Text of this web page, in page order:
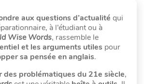
aux questions d’actualité qui
à l’étudiant ou à
Wise Words, rassemble le
et les arguments utiles pour
sa pensée en anglais.
des problématiques du 21e siècle,